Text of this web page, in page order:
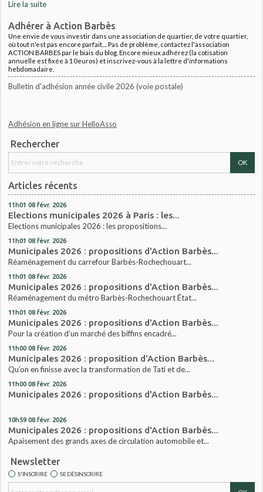
Lire la suite
Adhérer à Action Barbès
Une envie de vous investir dans une association de quartier, de votre quartier,
où tout n'est pas encore parfait.... Pas de problème, contactez l'association
ACTION BARBES par le biais du blog. Encore mieux adhérez (la cotisation
annuelle est fixée à 10euros) et inscrivez-vous à la lettre d'informations
hebdomadaire.
Bulletin d'adhésion année civile 2026 (voie postale)
Adhésion en ligne sur HelloAsso
Rechercher
Articles récents
11h01 08 févr. 2026
Elections municipales 2026 à Paris : les...
Elections municipales 2026 : les propositions...
11h01 08 févr. 2026
Municipales 2026 : propositions d'Action Barbès...
Réaménagement du carrefour Barbès-Rochechouart...
11h01 08 févr. 2026
Municipales 2026 : propositions d'Action Barbès...
Réaménagement du métro Barbès-Rochechouart État...
11h01 08 févr. 2026
Municipales 2026 : propositions d'Action Barbès...
Pour la création d’un marché des biffins encadré...
11h00 08 févr. 2026
Municipales 2026 : proposition d'Action Barbès...
Qu’on en finisse avec la transformation de Tati et de...
11h00 08 févr. 2026
Municipales 2026 : propositions d'Action Barbès...
10h59 08 févr. 2026
Municipales 2026 : propositions d'Action Barbès...
Apaisement des grands axes de circulation automobile et...
Newsletter
S'INSCRIRE SE DÉSINSCRIRE